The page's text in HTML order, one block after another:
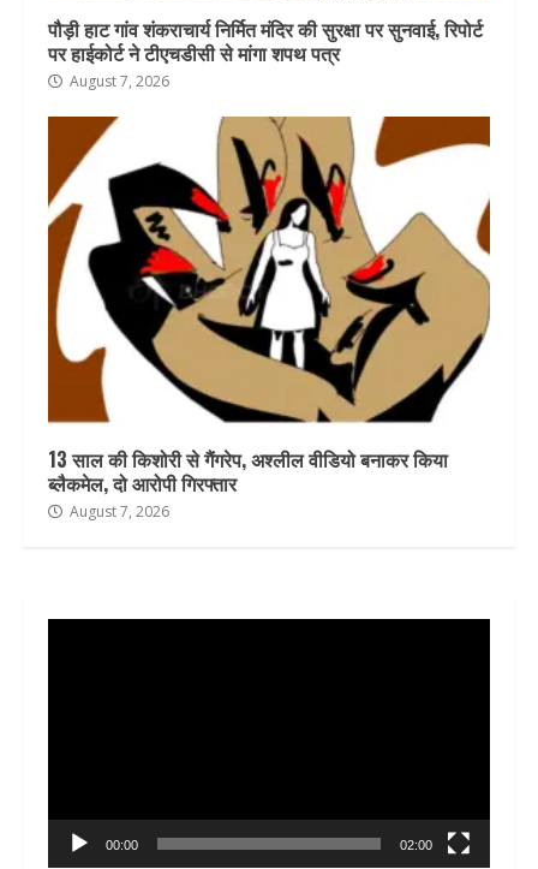
पौड़ी हाट गांव शंकराचार्य निर्मित मंदिर की सुरक्षा पर सुनवाई, रिपोर्ट
पर हाईकोर्ट ने टीएचडीसी से मांगा शपथ पत्र
August 7, 2026
13 साल की किशोरी से गैंगरेप, अश्लील वीडियो बनाकर किया
ब्लैकमेल, दो आरोपी गिरफ्तार
August 7, 2026
00:00 02:00